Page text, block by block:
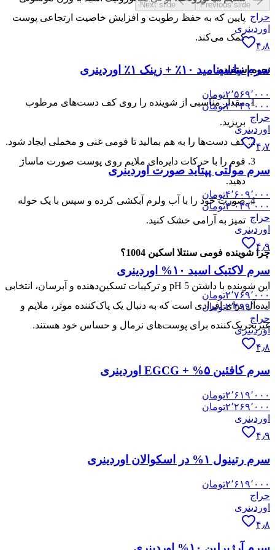
پایین که به حفظ رطوبت و افزایش خاصیت ارتجاعی پوست
کمک می‌کند.
نحوه استفاده
مقدار مناسبی از شوینده را روی کف دست‌های مرطوب
بریزید.
کف دست‌ها را به هم بمالید تا فومی غنی و مخملی ایجاد شود.
فوم را با حرکات دایره‌ای ملایم روی پوست صورت ماساژ
دهید.
صورت خود را با آب ولرم آبکشی کرده و سپس با یک حوله
تمیز به آرامی خشک کنید.
چرا شوینده فومی سنتلا اسکین 1004؟
این شوینده با داشتن pH 5 و ترکیبات تسکین‌دهنده و آبرسان، انتخابی
ایده‌آل برای افرادی است که به دنبال یک پاک‌کننده موثر، ملایم و
غیرتحریک‌کننده برای پوست‌های نرمال و حساس خود هستند.
Previous slide
Next slide
حراج
اوردینری
۴٫۸
سرم نیاسینامید ۱۰٪ + زینک ۱٪ اوردینری
۲٬۵۶۹٬۰۰۰تومان
۲٬۰۴۹٬۰۰۰تومان
حراج
اوردینری
۴٫۷
سرم مولتی پپتاید صورت اوردینری
۴٬۶۰۹٬۰۰۰تومان
۴٬۰۳۹٬۰۰۰تومان
حراج
اوردینری
۴٫۹
سرم لاکتیک اسید ۱۰% اوردینری
۲٬۷۶۹٬۰۰۰تومان
۲٬۴۹۹٬۰۰۰تومان
حراج
اوردینری
۴٫۸
سرم کافئین ۵% + EGCG اوردینری
۲٬۶۱۹٬۰۰۰تومان
۲٬۲۶۹٬۰۰۰تومان
اوردینری
۴٫۹
سرم رتینول ۱% در اسکوالان اوردینری
۲٬۶۱۹٬۰۰۰تومان
حراج
اوردینری
۴٫۸